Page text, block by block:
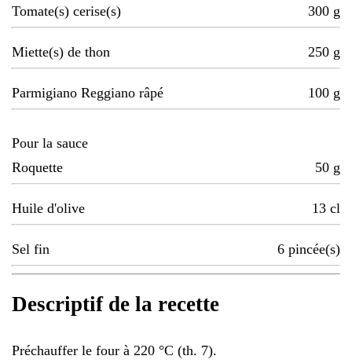
Tomate(s) cerise(s) 300 g
Miette(s) de thon 250 g
Parmigiano Reggiano râpé 100 g
Pour la sauce
Roquette
50 g
Huile d'olive 13 cl
Sel fin 6 pincée(s)
Descriptif de la recette
Préchauffer le four à 220 °C (th. 7).